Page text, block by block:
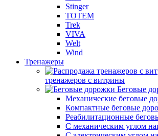
Stinger
TOTEM
Trek
VIVA
Welt
Wind
Тренажеры
тренажеров с витрины
Беговые
Механические беговые
Компактные беговые
Реабилитационные
С механическим углом